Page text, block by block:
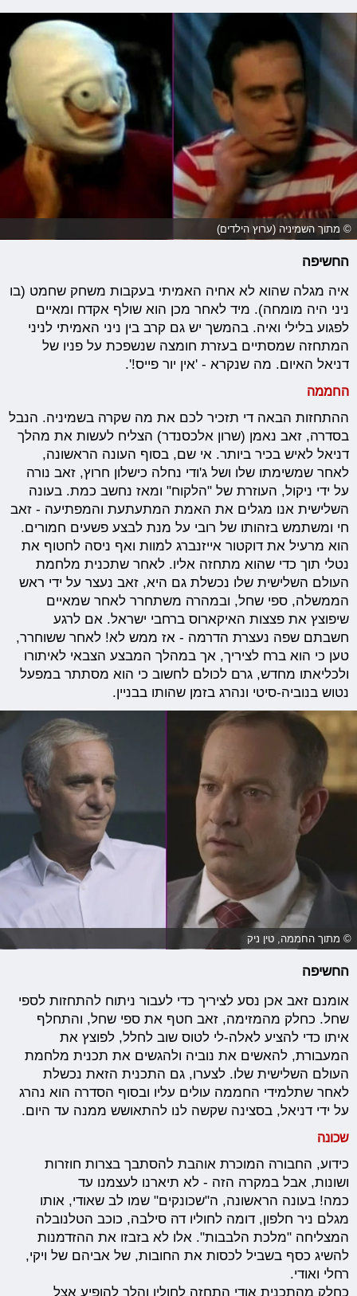
© מתוך השמיניה (ערוץ הילדים)
החשיפה
איה מגלה שהוא לא אחיה האמיתי בעקבות משחק שחמט (בו
ניני היה מומחה). מיד לאחר מכן הוא שולף אקדח ומאיים
לפגוע בלילי ואיה. בהמשך יש גם קרב בין ניני האמיתי לניני
המתחזה שמסתיים בעזרת חומצה שנשפכת על פניו של
דניאל האיום. מה שנקרא - 'אין יור פייס!'.
החממה
ההתחזות הבאה די תזכיר לכם את מה שקרה בשמיניה. הנבל
בסדרה, זאב נאמן (שרון אלכסנדר) הצליח לעשות את מהלך
דניאל לאיש בכיר ביותר. אי שם, בסוף העונה הראשונה,
לאחר שמשימתו שלו ושל ג'ודי נחלה כישלון חרוץ, זאב נורה
על ידי ניקול, העוזרת של "הלקוח" ומאז נחשב כמת. בעונה
השלישית אנו מגלים את האמת המתעתעת והמפתיעה - זאב
חי ומשתמש בזהותו של רובי על מנת לבצע פשעים חמורים.
הוא מרעיל את דוקטור אייזנברג למוות ואף ניסה לחטוף את
נטלי תוך כדי שהוא מתחזה אליו. לאחר שתכנית מלחמת
העולם השלישית שלו נכשלת גם היא, זאב נעצר על ידי ראש
הממשלה, ספי שחל, ובמהרה משתחרר לאחר שמאיים
שיפוצץ את פצצות האיקארוס ברחבי ישראל. אם לרגע
חשבתם שפה נעצרת הדרמה - אז ממש לא! לאחר ששוחרר,
טען כי הוא ברח לציריך, אך במהלך המבצע הצבאי לאיתורו
ולכליאתו מחדש, גרם לכולם לחשוב כי הוא מסתתר במפעל
נטוש בנוביה-סיטי ונהרג בזמן שהותו בבניין.
© מתוך החממה, טין ניק
החשיפה
אומנם זאב אכן נסע לציריך כדי לעבור ניתוח להתחזות לספי
שחל. כחלק מהמזימה, זאב חטף את ספי שחל, והתחלף
איתו כדי להציע לאלה-לי לטוס שוב לחלל, לפוצץ את
המעבורת, להאשים את נוביה ולהגשים את תכנית מלחמת
העולם השלישית שלו. לצערו, גם התכנית הזאת נכשלת
לאחר שתלמידי החממה עולים עליו ובסוף הסדרה הוא נהרג
על ידי דניאל, בסצינה שקשה לנו להתאושש ממנה עד היום.
שכונה
כידוע, החבורה המוכרת אוהבת להסתבך בצרות חוזרות
ושונות, אבל במקרה הזה - לא תיארנו לעצמנו עד
כמה! בעונה הראשונה, ה"שכונקים" שמו לב שאודי, אותו
מגלם ניר חלפון, דומה לחוליו דה סילבה, כוכב הטלנובלה
המצליחה "מלכת הלבבות". אלו לא בזבזו את ההזדמנות
להשיג כסף בשביל לכסות את החובות, של אביהם של ויקי,
רחלי ואודי.
כחלק מהתכנית אודי התחזה לחוליו והלך להופיע אצל